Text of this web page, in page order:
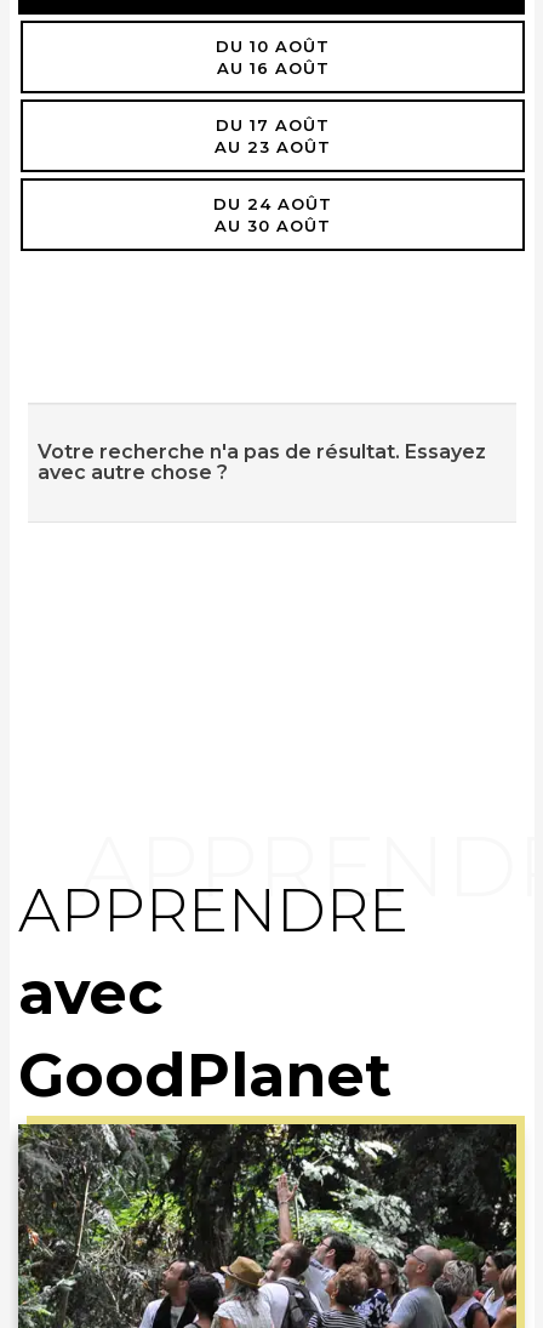
DU 10 AOÛT
AU 16 AOÛT
DU 17 AOÛT
AU 23 AOÛT
DU 24 AOÛT
AU 30 AOÛT
Votre recherche n'a pas de résultat. Essayez
avec autre chose ?
APPRENDRE
avec
GoodPlanet